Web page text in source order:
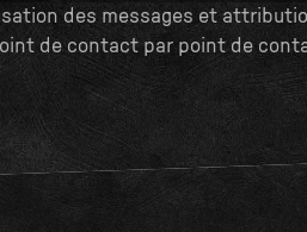
des messages et
de contact par point de